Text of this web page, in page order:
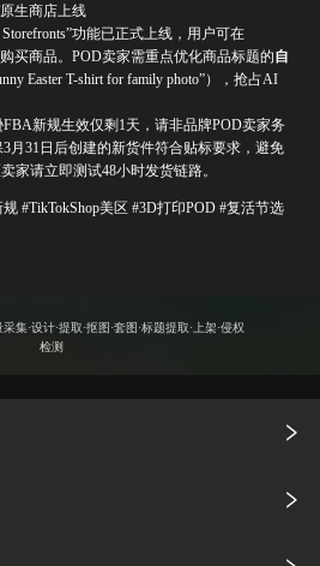
生商店上线
功能已正式上线，用户可在
买商品。POD卖家需重点优化商品标题的自
Easter T-shirt for family photo”），抢占AI
FBA新规生效仅剩1天，请非品牌POD卖家务
月31日后创建的新货件符合贴标要求，避免
家请立即测试48小时发货链路。
#TikTokShop美区 #3D打印POD #复活节选
集·设计·提取·抠图·套图·标题提取·上架·侵权
检测